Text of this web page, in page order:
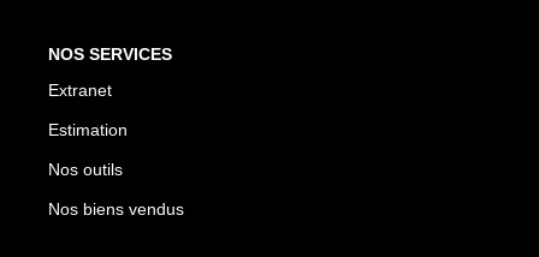
NOS SERVICES
Extranet
Estimation
Nos outils
Nos biens vendus